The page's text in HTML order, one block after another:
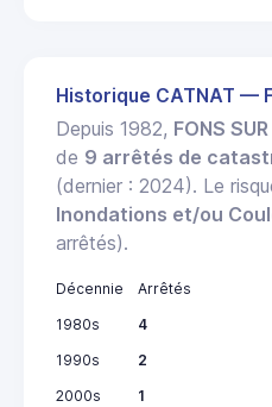
Historique CATNAT —
Depuis 1982, FONS
de 9 arrêtés de
(dernier : 2024). Le
Inondations et/ou
arrêtés).
Décennie
Arrêtés
1980s
4
1990s
2
2000s
1